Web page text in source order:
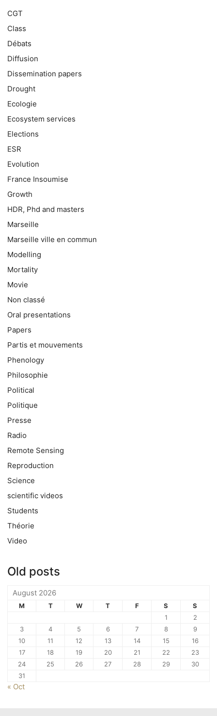
CGT
Class
Débats
Diffusion
Dissemination papers
Drought
Ecologie
Ecosystem services
Elections
ESR
Evolution
France Insoumise
Growth
HDR, Phd and masters
Marseille
Marseille ville en commun
Modelling
Mortality
Movie
Non classé
Oral presentations
Papers
Partis et mouvements
Phenology
Philosophie
Political
Politique
Presse
Radio
Remote Sensing
Reproduction
Science
scientific videos
Students
Théorie
Video
Old posts
August 2026
M T W T F S
S
1
2
3
4 5 6 7 8
9
10
11 12 13 14 15
16
17
18 19 20 21 22
23
24
25 26 27 28 29
30
31
« Oct